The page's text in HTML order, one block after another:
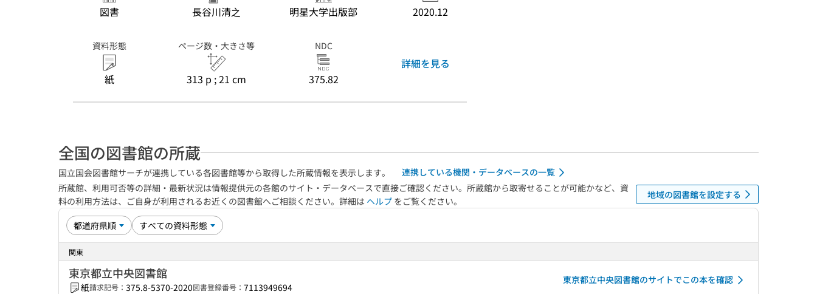
図書 長谷川清之 明星大学出版部 2020.12
資料形態
紙
ページ数・大きさ等
313 p ; 21 cm
NDC
375.82
詳細を見る
全国の図書館の所蔵
国立国会図書館サーチが連携している各図書館等から取得した所蔵情報を表示します。
連携している機関・データベースの一覧
所蔵館、利用可否等の詳細・最新状況は情報提供元の各館のサイト・データベースで直接ご確認ください。所蔵館から取寄せることが可能かなど、資
料の利用方法は、ご自身が利用されるお近くの図書館へご相談ください。詳細は ヘルプ をご覧ください。
地域の図書館を設定する
関東
東京都立中央図書館
紙請求記号： 375.8-5370-2020図書登録番号： 7113949694
東京都立中央図書館のサイトでこの本を確認